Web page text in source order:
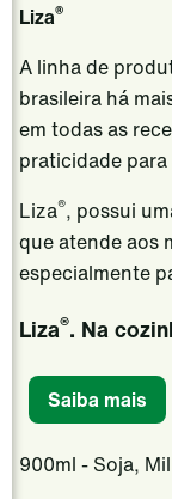
Fundação Cargill
Relatório Anual
Central de
Bioindustrial
Banco Cargill
Food Service
Produtos de
Alimentos E
Farmacêutica
Gerenciamento
Trade & Capital
Serviços
Liza®
A linha de
brasileira há
em todas as
praticidade para
Liza®, possui
que atende aos
especialmente
Liza®. Na
Saiba mais
900ml - Soja,